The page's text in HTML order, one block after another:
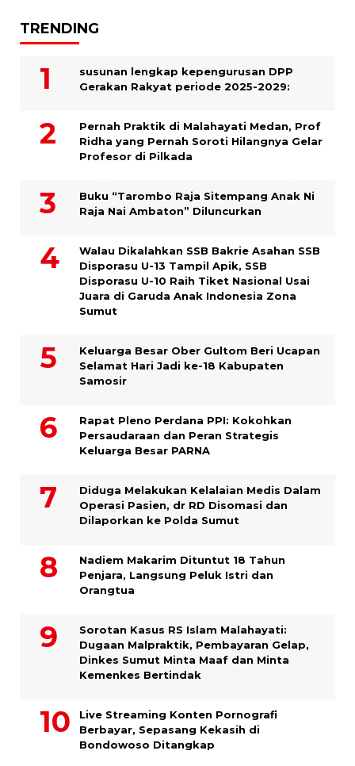
TRENDING
susunan lengkap kepengurusan DPP
Gerakan Rakyat periode 2025-2029:
Pernah Praktik di Malahayati Medan, Prof
Ridha yang Pernah Soroti Hilangnya Gelar
Profesor di Pilkada
Buku “Tarombo Raja Sitempang Anak Ni
Raja Nai Ambaton” Diluncurkan
Walau Dikalahkan SSB Bakrie Asahan SSB
Disporasu U-13 Tampil Apik, SSB
Disporasu U-10 Raih Tiket Nasional Usai
Juara di Garuda Anak Indonesia Zona
Sumut
Keluarga Besar Ober Gultom Beri Ucapan
Selamat Hari Jadi ke-18 Kabupaten
Samosir
Rapat Pleno Perdana PPI: Kokohkan
Persaudaraan dan Peran Strategis
Keluarga Besar PARNA
Diduga Melakukan Kelalaian Medis Dalam
Operasi Pasien, dr RD Disomasi dan
Dilaporkan ke Polda Sumut
​Nadiem Makarim Dituntut 18 Tahun
Penjara, Langsung Peluk Istri dan
Orangtua
Sorotan Kasus RS Islam Malahayati:
Dugaan Malpraktik, Pembayaran Gelap,
Dinkes Sumut Minta Maaf dan Minta
Kemenkes Bertindak
Live Streaming Konten Pornografi
Berbayar, Sepasang Kekasih di
Bondowoso Ditangkap